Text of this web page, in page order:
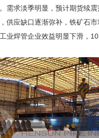
需求淡季明显，预计期货续
供应缺口逐渐弥补，铁矿石
业焊管企业效益明显下滑，